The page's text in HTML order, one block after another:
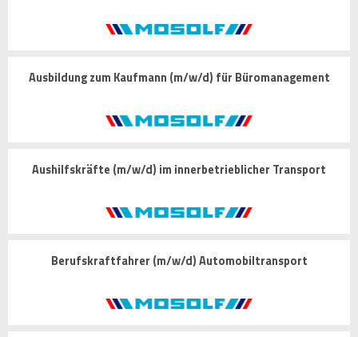
Ausbildung zum Kaufmann (m/w/d) für Büromanagement
Aushilfskräfte (m/w/d) im innerbetrieblicher Transport
Berufskraftfahrer (m/w/d) Automobiltransport